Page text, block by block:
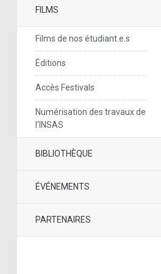
FILMS
Films de nos étudiant.e.s
Éditions
Accès Festivals
Numérisation des travaux de
l’INSAS
BIBLIOTHÈQUE
ÉVÉNEMENTS
PARTENAIRES